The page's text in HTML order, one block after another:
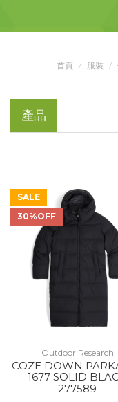
首頁 服裝
產品
SALE
30%OFF
Outdoor Research
COZE DOWN
1677 SOLID
277589